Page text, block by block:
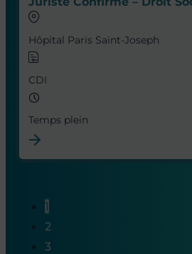
Hôpital Paris Saint-Joseph
CDI
Temps plein
1
2
3